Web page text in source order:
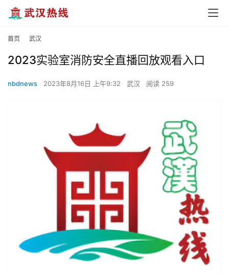
首页 武汉
2023实验室消防安全直播回放观看入口
nbdnews 2023年8月16日 上午9:32 武汉 阅读 259